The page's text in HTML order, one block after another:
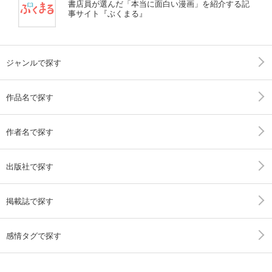
書店員が選んだ「本当に面白い漫画」を紹介する記
事サイト『ぶくまる』
ジャンルで探す
作品名で探す
作者名で探す
出版社で探す
掲載誌で探す
感情タグで探す